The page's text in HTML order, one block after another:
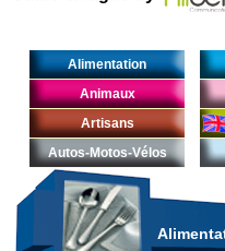
Alimentation
Animaux
Artisans
Autos-Motos-Vélos